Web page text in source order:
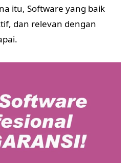
itu, Software yang baik
dan relevan dengan